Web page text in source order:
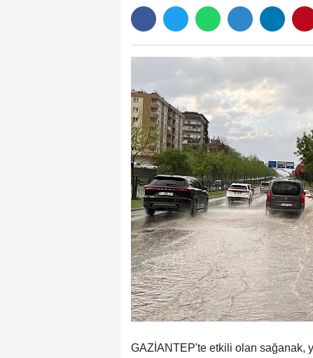
GAZİANTEP'te etkili olan sağanak,